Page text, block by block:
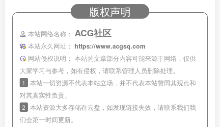
版权声明
本站网络名称： ACG社区
本站永久网址：
https://www.acgsq.com
网站侵权说明： 本站的文章部分内容可能来源于网络，仅供
大家学习与参考，如有侵权，请联系管理人员删除处理。
1
本站一切资源不代表本站立场，并不代表本站赞同其观点和
对其真实性负责。
2 本站资源大多存储在云盘，如发现链接失效，请联系我们我
们会第一时间更新。